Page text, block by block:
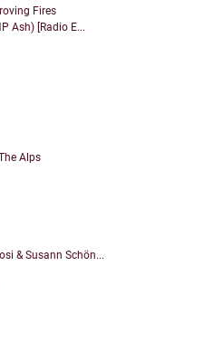
Fires
Ash) [Radio E...
Alps
& Susann Schön...